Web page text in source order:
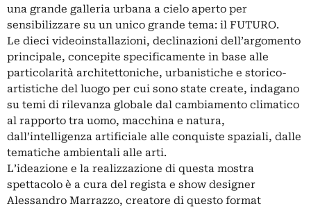
una grande galleria urbana a cielo aperto per
sensibilizzare su un unico grande tema: il FUTURO.
Le dieci videoinstallazioni, declinazioni dell’argomento
principale, concepite specificamente in base alle
particolarità architettoniche, urbanistiche e storico-
artistiche del luogo per cui sono state create, indagano
su temi di rilevanza globale dal cambiamento climatico
al rapporto tra uomo, macchina e natura,
dall’intelligenza artificiale alle conquiste spaziali, dalle
tematiche ambientali alle arti.
L’ideazione e la realizzazione di questa mostra
spettacolo è a cura del regista e show designer
Alessandro Marrazzo, creatore di questo format